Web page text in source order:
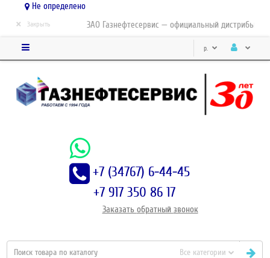
Не определено
ЗАО Газнефтесервис — официальный
× Закрыть
р.
+7 (34767) 6-44-45
+7 917 350 86 17
Заказать обратный звонок
Все категории